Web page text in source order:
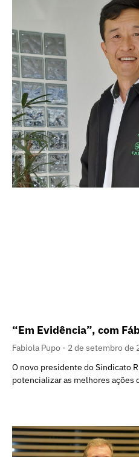
“Em Evidência”, com
Fabíola Pupo
2 de setembro de
O novo presidente do Sindicato
potencializar as melhores ações